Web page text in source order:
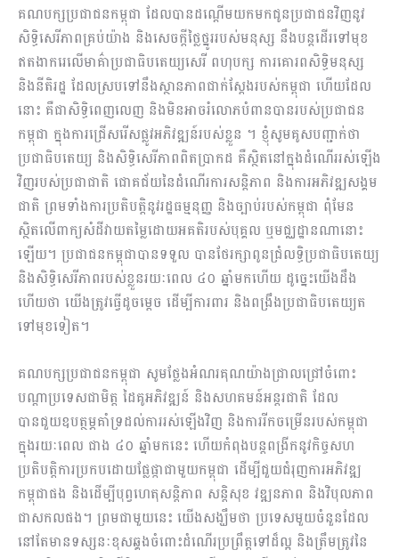
គណបក្សប្រជាជនកម្ពុជា ដែលបានដណ្តើមយកមកជូនប្រជាជនវិញនូវ
សិទ្ធិសេរីភាពគ្រប់យ៉ាង និងសេចក្តីថ្លៃថ្នូររបស់មនុស្ស នឹងបន្តដើរទៅមុខ
ឥតងាករេលើមាគ៌ាប្រជាធិបតេយ្យសេរី ពហុបក្ស ការគោរពសិទ្ធិមនុស្ស
និងនីតិរដ្ឋ ដែលស្របទៅនឹងស្ថានភាពជាក់ស្តែងរបស់កម្ពុជា ហើយដែល
នោះ គឺជាសិទ្ធិពេញលេញ និងមិនអាចរំលោភបំពានបានរបស់ប្រជាជន
កម្ពុជា ក្នុងការជ្រើសរើសផ្លូវអភិវឌ្ឍន៍របស់ខ្លួន ។ ខ្ញុំសូមគូសបញ្ជាក់ថា
ប្រជាធិបតេយ្យ និងសិទ្ធិសេរីភាពពិតប្រាកដ គឺស្ថិតនៅក្នុងដំណើររស់ឡើង
វិញរបស់ប្រជាជាតិ ជោគជ័យនៃដំណើរការសន្តិភាព និងការអភិវឌ្ឍសង្គម
ជាតិ ព្រមទាំងការប្រតិបត្តិនូវរដ្ឋធម្មនុញ្ញ និងច្បាប់របស់កម្ពុជា ពុំមែន
ស្ថិតលើពាក្យសំដីវាយតម្លៃដោយអគតិរបស់បុគ្គល ឬមជ្ឈដ្ឋានណានោះ
ឡើយ។ ប្រជាជនកម្ពុជាបានទទួល បានថែរក្សាពូនជ្រំលទ្ធិប្រជាធិបតេយ្យ
និងសិទ្ធិសេរីភាពរបស់ខ្លួនរយៈពេល ៤០ ឆ្នាំមកហើយ ដូច្នេះយើងដឹង
ហើយថា យើងត្រូវធ្វើដូចម្តេច ដើម្បីការពារ និងពង្រឹងប្រជាធិបតេយ្យត
ទៅមុខទៀត។
គណបក្សប្រជាជនកម្ពុជា សូមថ្លែងអំណរគុណយ៉ាងជ្រាលជ្រៅចំពោះ
បណ្តាប្រទេសជាមិត្ត ដៃគូអភិវឌ្ឍន៍ និងសហគមន៍អន្តរជាតិ ដែល
បានជួយឧបត្ថម្ភគាំទ្រដល់ការរស់ឡើងវិញ និងការរីកចម្រើនរបស់កម្ពុជា
ក្នុងរយៈពេល ជាង ៤០ ឆ្នាំមកនេះ ហើយកំពុងបន្តពង្រីកនូវកិច្ចសហ
ប្រតិបត្តិការប្រកបដោយផ្លែផ្កាជាមួយកម្ពុជា ដើម្បីជួយជំរុញការអភិវឌ្ឍ
កម្ពុជាផង និងដើម្បីបុព្វហេតុសន្តិភាព សន្តិសុខ វឌ្ឍនភាព និងវិបុលភាព
ជាសកលផង។ ព្រមជាមួយនេះ យើងសង្ឃឹមថា ប្រទេសមួយចំនួនដែល
នៅតែមានទស្សនៈខុសឆ្គងចំពោះដំណើរប្រព្រឹត្តទៅដ៏ល្អ និងត្រឹមត្រូវនៃ